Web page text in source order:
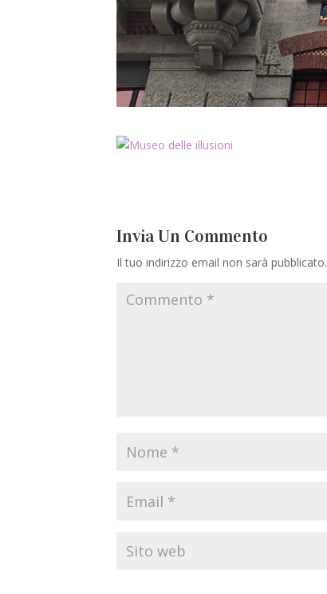
Invia Un Commento
Il tuo indirizzo email non sarà pubblicato.